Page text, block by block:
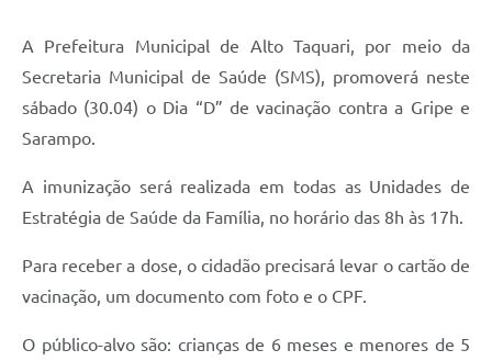
A Prefeitura Municipal de Alto Taquari, por meio da
Secretaria Municipal de Saúde (SMS), promoverá neste
sábado (30.04) o Dia “D” de vacinação contra a Gripe e
Sarampo.
A imunização será realizada em todas as Unidades de
Estratégia de Saúde da Família, no horário das 8h às 17h.
Para receber a dose, o cidadão precisará levar o cartão de
vacinação, um documento com foto e o CPF.
O público-alvo são: crianças de 6 meses e menores de 5